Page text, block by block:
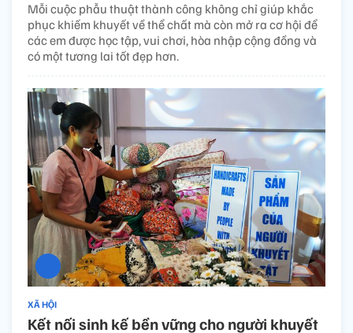
Mỗi cuộc phẫu thuật thành công không chỉ giúp khắc
phục khiếm khuyết về thể chất mà còn mở ra cơ hội để
các em được học tập, vui chơi, hòa nhập cộng đồng và
có một tương lai tốt đẹp hơn.
XÃ HỘI
Kết nối sinh kế bền vững cho người khuyết